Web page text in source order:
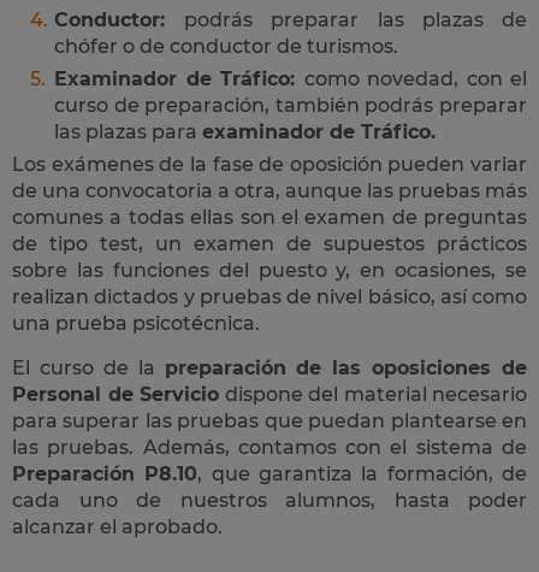
Conductor: podrás preparar las plazas de
chófer o de conductor de turismos.
Examinador de Tráfico: como novedad, con el
curso de preparación, también podrás preparar
las plazas para examinador de Tráfico.
Los exámenes de la fase de oposición pueden variar
de una convocatoria a otra, aunque las pruebas más
comunes a todas ellas son el examen de preguntas
de tipo test, un examen de supuestos prácticos
sobre las funciones del puesto y, en ocasiones, se
realizan dictados y pruebas de nivel básico, así como
una prueba psicotécnica.
El curso de la preparación de las oposiciones de
Personal de Servicio dispone del material necesario
para superar las pruebas que puedan plantearse en
las pruebas. Además, contamos con el sistema de
Preparación P8.10, que garantiza la formación, de
cada uno de nuestros alumnos, hasta poder
alcanzar el aprobado.